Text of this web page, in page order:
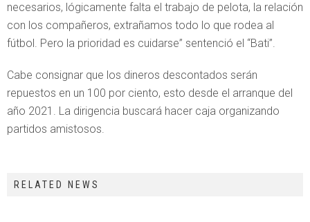
necesarios, lógicamente falta el trabajo de pelota, la relación
con los compañeros, extrañamos todo lo que rodea al
fútbol. Pero la prioridad es cuidarse” sentenció el “Bati”.
Cabe consignar que los dineros descontados serán
repuestos en un 100 por ciento, esto desde el arranque del
año 2021. La dirigencia buscará hacer caja organizando
partidos amistosos.
RELATED NEWS